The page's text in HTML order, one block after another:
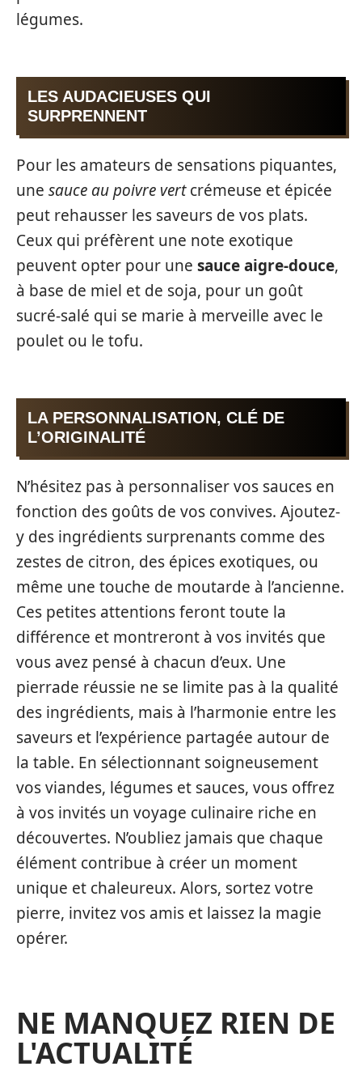
légumes.
LES AUDACIEUSES QUI
SURPRENNENT
Pour les amateurs de sensations piquantes,
une sauce au poivre vertcrémeuse et épicée
peut rehausser les saveurs de vos plats.
Ceux qui préfèrent une note exotique
peuvent opter pour une sauce aigre-douce,
à base de miel et de soja, pour un goût
sucré-salé qui se marie à merveille avec le
poulet ou le tofu.
LA PERSONNALISATION, CLÉ DE
L’ORIGINALITÉ
N’hésitez pas à personnaliser vos sauces en
fonction des goûts de vos convives. Ajoutez-
y des ingrédients surprenants comme des
zestes de citron, des épices exotiques, ou
même une touche de moutarde à l’ancienne.
Ces petites attentions feront toute la
différence et montreront à vos invités que
vous avez pensé à chacun d’eux. Une
pierrade réussie ne se limite pas à la qualité
des ingrédients, mais à l’harmonie entre les
saveurs et l’expérience partagée autour de
la table. En sélectionnant soigneusement
vos viandes, légumes et sauces, vous offrez
à vos invités un voyage culinaire riche en
découvertes. N’oubliez jamais que chaque
élément contribue à créer un moment
unique et chaleureux. Alors, sortez votre
pierre, invitez vos amis et laissez la magie
opérer.
NE MANQUEZ RIEN DE
L'ACTUALITÉ